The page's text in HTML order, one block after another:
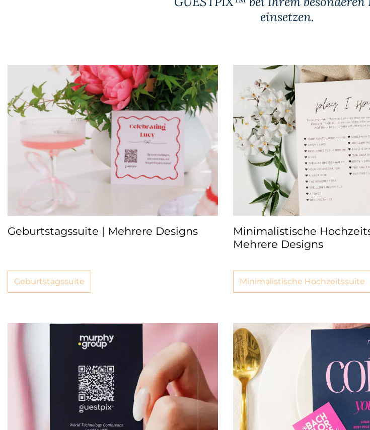
einsetzen.
Geburtstagssuite | Mehrere Designs
Geburtstagssuite
Minimalistische
Mehrere Designs
Minimalistische Hochzeitssuite